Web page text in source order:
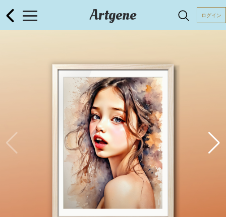
Artgene ログイン